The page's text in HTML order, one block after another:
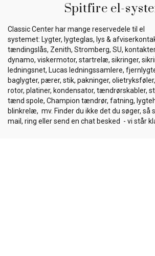
Spitfire el-
Classic Center har mange reservedele til el
systemet: Lygter, lygteglas, lys &
tændingslås, Zenith, Stromberg, SU,
dynamo, viskermotor, startrelæ, sikringer,
ledningsnet, Lucas ledningssamlere,
baglygter, pærer, stik, pakninger,
rotor, platiner, kondensator, tændrørskabler,
tænd spole, Champion tændrør, fatning,
blinkrelæ, mv. Finder du ikke det du søger, så
mail, ring eller send en chat besked - vi står